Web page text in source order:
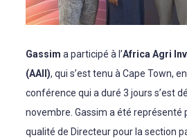
Gassim a participé à l’Africa Agri
(AAII), qui s’est tenu à Cape Town,
conférence qui a duré 3 jours s’est
novembre. Gassim a été représenté
qualité de Directeur pour la section